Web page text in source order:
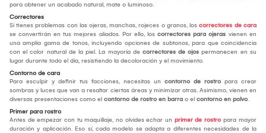
para obtener un acabado natural, mate o luminoso.
Correctores
Si tienes problemas con las ojeras, manchas, rojeces o granos, los correctores de cara
se convertirán en tus mejores aliados. Por ello, los correctores para ojeras vienen en
una amplia gama de tonos, incluyendo opciones de subtonos, para que coincidencia
con el color natural de la piel. La mayoría de correctores de ojos permanecen en su
lugar durante todo el día, resistiendo la decoloración y el movimiento.
Contorno de cara
Para esculpir y definir tus facciones, necesitas un contorno de rostro para crear
sombras y luces que van a resaltar ciertas áreas y minimizar otras. Asimismo, vienen en
diversas presentaciones como el contorno de rostro en barra o el contorno en polvo.
Primer para rostro
Antes de empezar con tu maquillaje, no olvides echar un primer de rostro para mayor
duración y aplicación. Eso sí, cada modelo se adapta a diferentes necesidades de la